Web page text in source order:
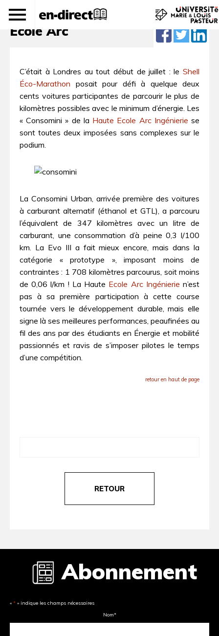
Doublé gagnant pour la Haute
Ecole Arc
C’était à Londres au tout début de juillet : le Shell
Éco-Marathon posait pour défi à quelque deux
cents voitures participantes de parcourir le plus de
kilomètres possibles avec le minimum d’énergie. Les
« Consomini » de la Haute Ecole Arc Ingénierie se
sont toutes deux imposées sans complexes sur le
podium.
La Consomini Urban, arrivée première des voitures
à carburant alternatif (éthanol et GTL), a parcouru
l’équivalent de 347 kilomètres avec un litre de
carburant, une consommation d’à peine 0,3 l/100
km. La Evo III a fait mieux encore, mais dans la
catégorie « prototype », imposant moins de
contraintes : 1 708 kilomètres parcourus, soit moins
de 0,06 l/km ! La Haute Ecole Arc Ingénierie n’est
pas à sa première participation à cette course
tournée vers le développement durable, mais elle
signe là ses meilleures performances, peaufinées au
fil des ans par des étudiants en Énergie et mobilité
passionnés et ravis de s’imposer pilotes le temps
d’une compétition.
retour en haut de page
RETOUR
Abonnement
« * » indique les champs nécessaires
Nom*